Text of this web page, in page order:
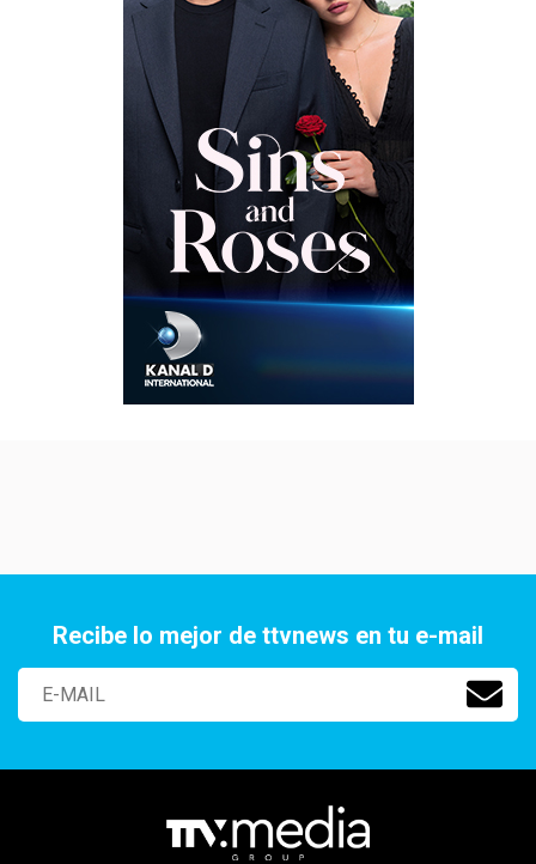
Recibe lo mejor de ttvnews en tu e-mail